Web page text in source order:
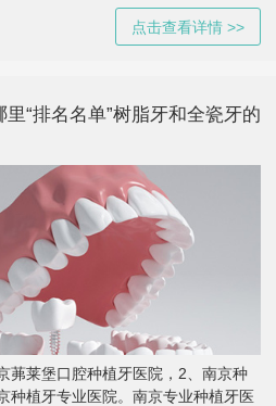
点击查看详情 >>
“排名名单”树脂牙和全瓷牙的
茀莱堡口腔种植牙医院，2、南京种
种植牙专业医院。南京专业种植牙医